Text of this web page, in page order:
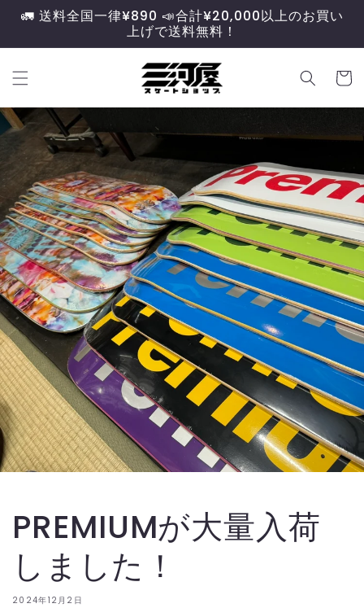
ンツに
🚛 送料全国一律¥890 📣合計¥20,000以上のお買い
上げで送料無料！
ー
PREMIUMが大量入荷
しました！
2024年12月2日